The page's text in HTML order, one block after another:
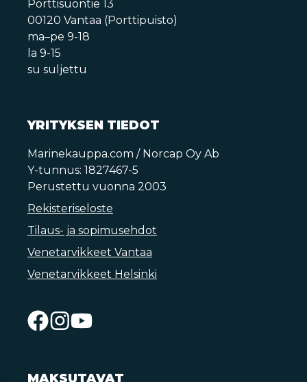
Porttisuontie 13
00120 Vantaa (Porttipuisto)
ma–pe 9-18
la 9-15
su suljettu
YRITYKSEN TIEDOT
Marinekauppa.com / Norcap Oy Ab
Y-tunnus: 1827467-5
Perustettu vuonna 2003
Rekisteriseloste
Tilaus- ja sopimusehdot
Venetarvikkeet Vantaa
Venetarvikkeet Helsinki
MAKSUTAVAT